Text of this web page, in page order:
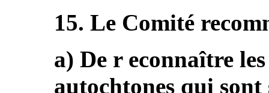
15. Le Comité
a) De r econnaître
autochtones qui